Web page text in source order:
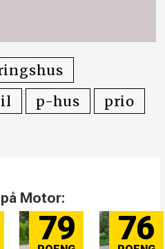
p-hus
prio
Motor:
79 76